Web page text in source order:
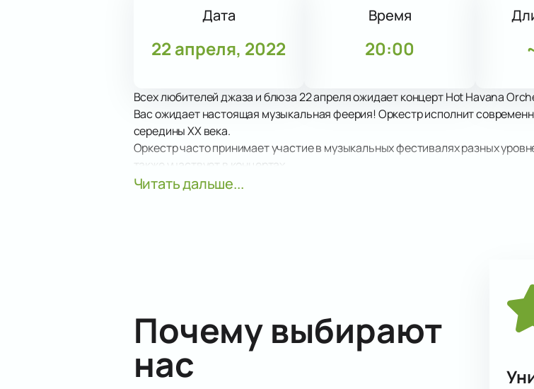
Дата
22 апреля, 2022
Время
20:00
Всех любителей джаза и блюза 22 апреля ожидает концерт Hot Havana
Вас ожидает настоящая музыкальная феерия! Оркестр исполнит
середины XX века.
Оркестр часто принимает участие в музыкальных фестивалях разных
также участвует в концертах.
Подарите себе подлинное удовольствие от звучания музыкальных
Читать дальше...
Почему выбирают
нас